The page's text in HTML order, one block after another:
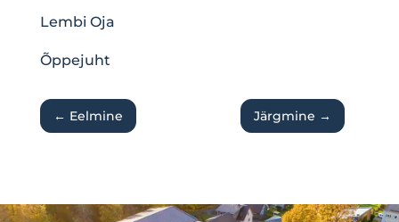
Lembi Oja
Õppejuht
← Eelmine Järgmine →